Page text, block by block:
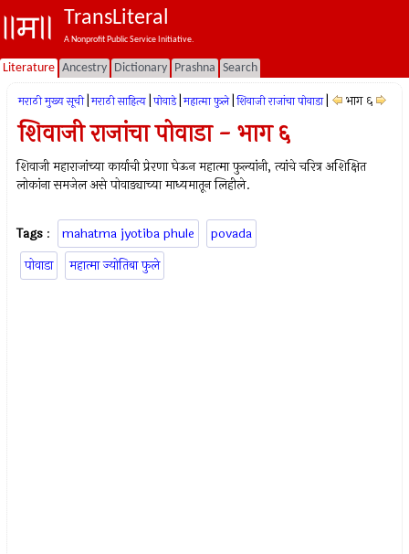
TransLiteral
A Nonprofit Public Service Initiative.
Literature Ancestry Dictionary Prashna Search
मराठी मुख्य सूची मराठी साहित्य पोवाडे महात्मा फुले शिवाजी राजांचा पोवाडा भाग ६
शिवाजी राजांचा पोवाडा - भाग ६
शिवाजी महाराजांच्या कार्याची प्रेरणा घेऊन महात्मा फुल्यांनी, त्यांचे चरित्र अशिक्षित
लोकांना समजेल असे पोवाड्याच्या माध्यमातून लिहीले.
Tags : mahatma jyotiba phule
povada
पोवाडा
महात्मा ज्योतिबा फुले